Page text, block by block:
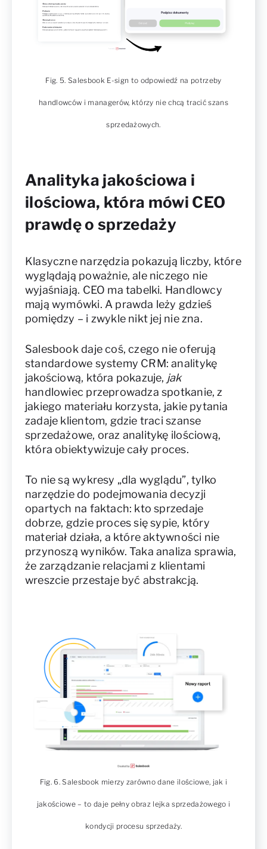
Fig. 5. Salesbook E-sign to odpowiedź na potrzeby
handlowców i managerów, którzy nie chcą tracić szans
sprzedażowych.
Analityka jakościowa i
ilościowa, która mówi CEO
prawdę o sprzedaży
Klasyczne narzędzia pokazują liczby, które
wyglądają poważnie, ale niczego nie
wyjaśniają. CEO ma tabelki. Handlowcy
mają wymówki. A prawda leży gdzieś
pomiędzy – i zwykle nikt jej nie zna.
Salesbook daje coś, czego nie oferują
standardowe systemy CRM: analitykę
jakościową, która pokazuje, jak
handlowiec przeprowadza spotkanie, z
jakiego materiału korzysta, jakie pytania
zadaje klientom, gdzie traci szanse
sprzedażowe, oraz analitykę ilościową,
która obiektywizuje cały proces.
To nie są wykresy „dla wyglądu”, tylko
narzędzie do podejmowania decyzji
opartych na faktach: kto sprzedaje
dobrze, gdzie proces się sypie, który
materiał działa, a które aktywności nie
przynoszą wyników. Taka analiza sprawia,
że zarządzanie relacjami z klientami
wreszcie przestaje być abstrakcją.
Fig. 6. Salesbook mierzy zarówno dane ilościowe, jak i
jakościowe – to daje pełny obraz lejka sprzedażowego i
kondycji procesu sprzedaży.